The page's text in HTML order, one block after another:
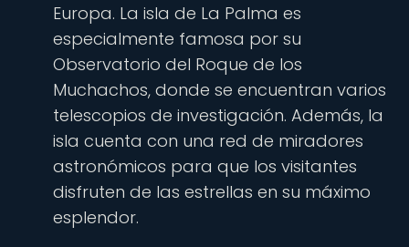
Europa. La isla de La Palma es
especialmente famosa por su
Observatorio del Roque de los
Muchachos, donde se encuentran varios
telescopios de investigación. Además, la
isla cuenta con una red de miradores
astronómicos para que los visitantes
disfruten de las estrellas en su máximo
esplendor.